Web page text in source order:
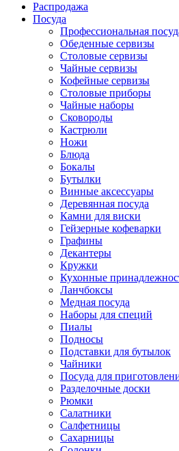
Распродажа
Посуда
Профессиональная
Обеденные сервизы
Столовые сервизы
Чайные сервизы
Кофейные сервизы
Столовые приборы
Чайные наборы
Сковороды
Кастрюли
Ножи
Блюда
Бокалы
Бутылки
Винные аксессуары
Деревянная посуда
Камни для виски
Гейзерные кофеварки
Графины
Декантеры
Кружки
Кухонные
Ланчбоксы
Медная посуда
Наборы для специй
Пиалы
Подносы
Подставки для бутылок
Чайники
Посуда для
Разделочные доски
Рюмки
Салатники
Салфетницы
Сахарницы